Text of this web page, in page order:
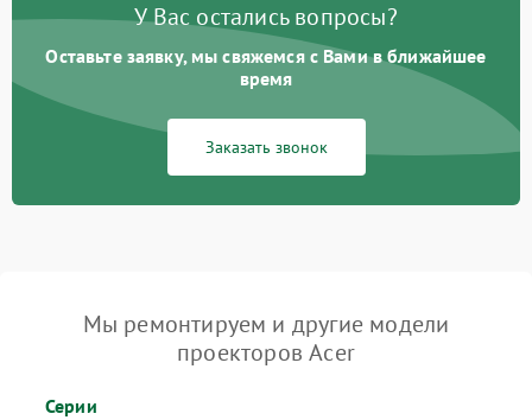
У Вас остались вопросы?
Оставьте заявку, мы свяжемся с Вами в ближайшее
время
Заказать звонок
Мы ремонтируем и другие модели
проекторов Acer
Серии